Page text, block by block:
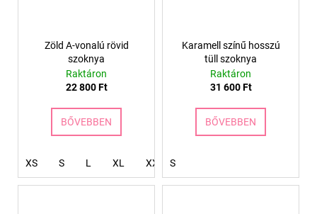
Zöld A-vonalú rövid
szoknya
Raktáron
22 800 Ft
BŐVEBBEN
XS S L XL XXL
Karamell színű hosszú
tüll szoknya
Raktáron
31 600 Ft
BŐVEBBEN
S